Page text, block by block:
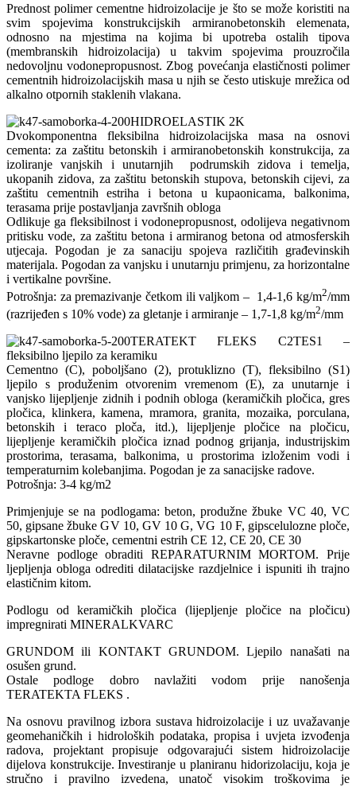
Prednost polimer cementne hidroizolacije je što se može koristiti na
svim spojevima konstrukcijskih armiranobetonskih elemenata,
odnosno na mjestima na kojima bi upotreba ostalih tipova
(membranskih hidroizolacija) u takvim spojevima prouzročila
nedovoljnu vodonepropusnost. Zbog povećanja elastičnosti polimer
cementnih hidroizolacijskih masa u njih se često utiskuje mrežica od
alkalno otpornih staklenih vlakana.
HIDROELASTIK 2K
Dvokomponentna fleksibilna hidroizolacijska masa na osnovi
cementa: za zaštitu betonskih i armiranobetonskih konstrukcija, za
izoliranje vanjskih i unutarnjih podrumskih zidova i temelja,
ukopanih zidova, za zaštitu betonskih stupova, betonskih cijevi, za
zaštitu cementnih estriha i betona u kupaonicama, balkonima,
terasama prije postavljanja završnih obloga
Odlikuje ga fleksibilnost i vodonepropusnost, odolijeva negativnom
pritisku vode, za zaštitu betona i armiranog betona od atmosferskih
utjecaja. Pogodan je za sanaciju spojeva različitih građevinskih
materijala. Pogodan za vanjsku i unutarnju primjenu, za horizontalne
i vertikalne površine.
Potrošnja: za premazivanje četkom ili valjkom – 1,4-1,6 kg/m2/mm
(razrijeđen s 10% vode) za gletanje i armiranje – 1,7-1,8 kg/m2/mm
TERATEKT FLEKS C2TES1 –
fleksibilno ljepilo za keramiku
Cementno (C), poboljšano (2), protuklizno (T), fleksibilno (S1)
ljepilo s produženim otvorenim vremenom (E), za unutarnje i
vanjsko lijepljenje zidnih i podnih obloga (keramičkih pločica, gres
pločica, klinkera, kamena, mramora, granita, mozaika, porculana,
betonskih i teraco ploča, itd.), lijepljenje pločice na pločicu,
lijepljenje keramičkih pločica iznad podnog grijanja, industrijskim
prostorima, terasama, balkonima, u prostorima izloženim vodi i
temperaturnim kolebanjima. Pogodan je za sanacijske radove.
Potrošnja: 3-4 kg/m2
Primjenjuje se na podlogama: beton, produžne žbuke VC 40, VC
50, gipsane žbuke GV 10, GV 10 G, VG 10 F, gipscelulozne ploče,
gipskartonske ploče, cementni estrih CE 12, CE 20, CE 30
Neravne podloge obraditi REPARATURNIM MORTOM. Prije
ljepljenja obloga odrediti dilatacijske razdjelnice i ispuniti ih trajno
elastičnim kitom.
Podlogu od keramičkih pločica (lijepljenje pločice na pločicu)
impregnirati MINERALKVARC
GRUNDOM ili KONTAKT GRUNDOM. Ljepilo nanašati na
osušen grund.
Ostale podloge dobro navlažiti vodom prije nanošenja
TERATEKTA FLEKS .
Na osnovu pravilnog izbora sustava hidroizolacije i uz uvažavanje
geomehaničkih i hidroloških podataka, propisa i uvjeta izvođenja
radova, projektant propisuje odgovarajući sistem hidroizolacije
dijelova konstrukcije. Investiranje u planiranu hidorizolaciju, koja je
stručno i pravilno izvedena, unatoč visokim troškovima je